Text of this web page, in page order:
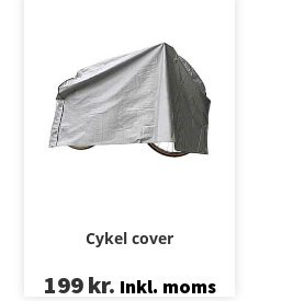
Cykel cover
199kr. Inkl. moms